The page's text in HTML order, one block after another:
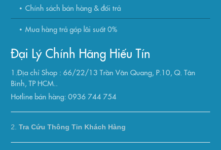
Chính sách bán hàng & đổi trả
Mua hàng trả góp lãi suất 0%
Đại Lý Chính Hãng Hiếu Tín
1.Địa chỉ Shop : 66/22/13 Trần Văn Quang, P.10, Q. Tân
Bình, TP HCM..
Hotline bán hàng: 0936 744 754
2.Tra Cứu Thông Tin Khách Hàng